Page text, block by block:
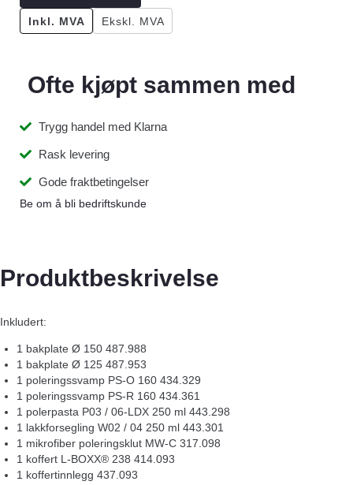
Inkl. MVA Ekskl. MVA
Ofte kjøpt sammen med
Trygg handel med Klarna
Rask levering
Gode fraktbetingelser
Be om å bli bedriftskunde
Produktbeskrivelse
Inkludert:
1 bakplate Ø 150 487.988
1 bakplate Ø 125 487.953
1 poleringssvamp PS-O 160 434.329
1 poleringssvamp PS-R 160 434.361
1 polerpasta P03 / 06-LDX 250 ml 443.298
1 lakkforsegling W02 / 04 250 ml 443.301
1 mikrofiber poleringsklut MW-C 317.098
1 koffert L-BOXX® 238 414.093
1 koffertinnlegg 437.093